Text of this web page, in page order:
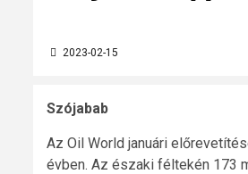
2023-02-15
Szójabab
Az Oil World januári
évben. Az északi féltekén 173